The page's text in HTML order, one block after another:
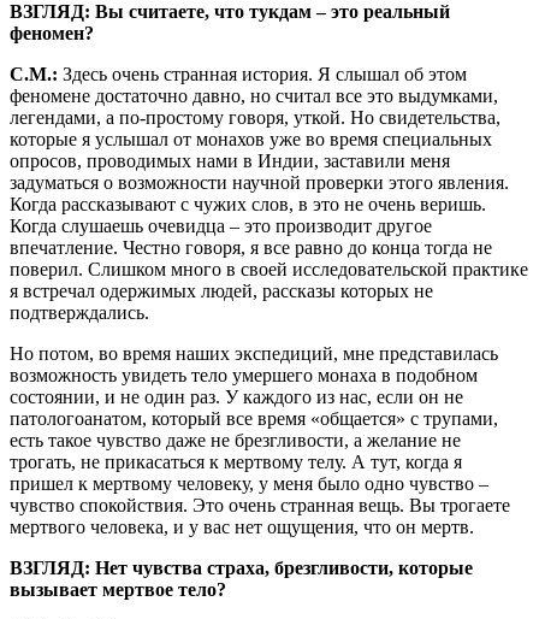
ВЗГЛЯД: Вы считаете, что тукдам – это реальный
феномен?
С.М.: Здесь очень странная история. Я слышал об этом
феномене достаточно давно, но считал все это выдумками,
легендами, а по-простому говоря, уткой. Но свидетельства,
которые я услышал от монахов уже во время специальных
опросов, проводимых нами в Индии, заставили меня
задуматься о возможности научной проверки этого явления.
Когда рассказывают с чужих слов, в это не очень веришь.
Когда слушаешь очевидца – это производит другое
впечатление. Честно говоря, я все равно до конца тогда не
поверил. Слишком много в своей исследовательской практике
я встречал одержимых людей, рассказы которых не
подтверждались.
Но потом, во время наших экспедиций, мне представилась
возможность увидеть тело умершего монаха в подобном
состоянии, и не один раз. У каждого из нас, если он не
патологоанатом, который все время «общается» с трупами,
есть такое чувство даже не брезгливости, а желание не
трогать, не прикасаться к мертвому телу. А тут, когда я
пришел к мертвому человеку, у меня было одно чувство –
чувство спокойствия. Это очень странная вещь. Вы трогаете
мертвого человека, и у вас нет ощущения, что он мертв.
ВЗГЛЯД: Нет чувства страха, брезгливости, которые
вызывает мертвое тело?